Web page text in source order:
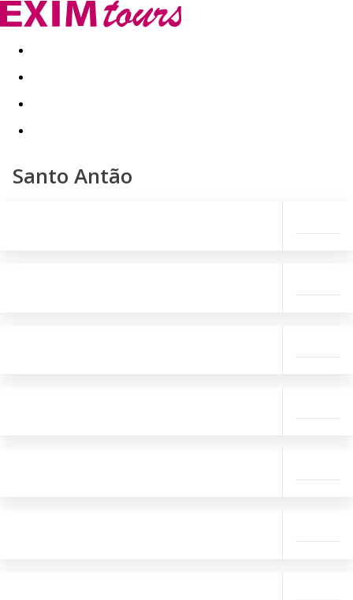
Akční nabídky Last minute
Santo Antão